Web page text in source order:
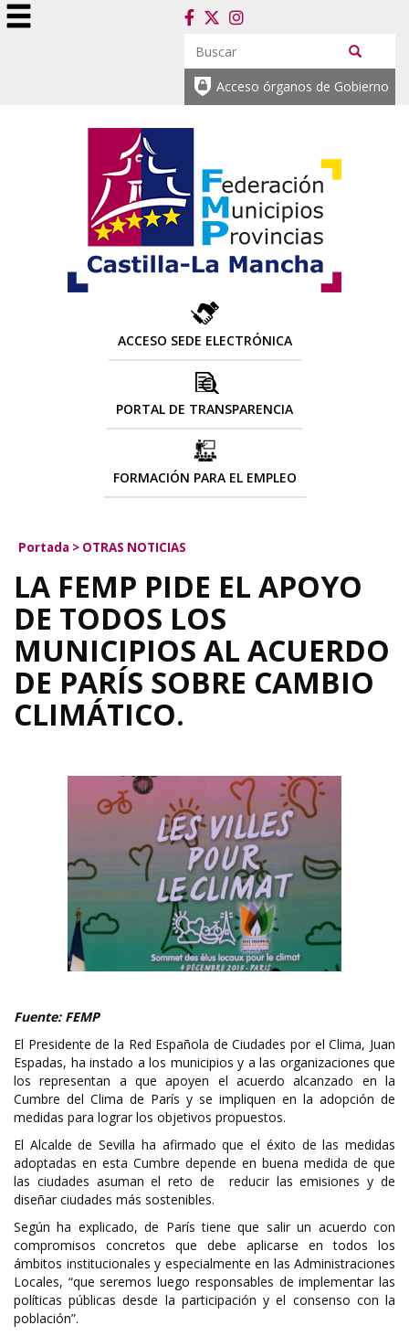
Acceso órganos de Gobierno
ACCESO SEDE ELECTRÓNICA
PORTAL DE TRANSPARENCIA
FORMACIÓN PARA EL EMPLEO
Portada > OTRAS NOTICIAS
LA FEMP PIDE EL APOYO
DE TODOS LOS
MUNICIPIOS AL ACUERDO
DE PARÍS SOBRE CAMBIO
CLIMÁTICO.
Fuente: FEMP
El Presidente de la Red Española de Ciudades por el Clima, Juan
Espadas, ha instado a los municipios y a las organizaciones que
los representan a que apoyen el acuerdo alcanzado en la
Cumbre del Clima de París y se impliquen en la adopción de
medidas para lograr los objetivos propuestos.
El Alcalde de Sevilla ha afirmado que el éxito de las medidas
adoptadas en esta Cumbre depende en buena medida de que
las ciudades asuman el reto de reducir las emisiones y de
diseñar ciudades más sostenibles.
Según ha explicado, de París tiene que salir un acuerdo con
compromisos concretos que debe aplicarse en todos los
ámbitos institucionales y especialmente en las Administraciones
Locales, “que seremos luego responsables de implementar las
políticas públicas desde la participación y el consenso con la
población”.